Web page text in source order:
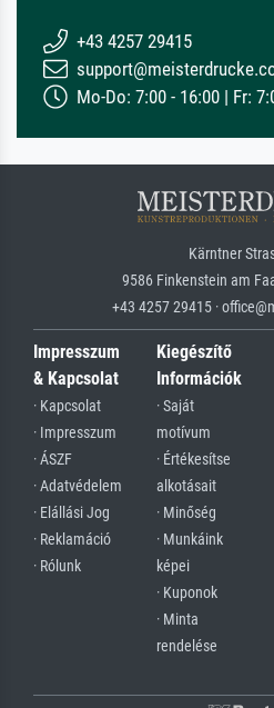
+43 4257 29415
Mo-Do: 7:00 - 16:00 | Fr:
Kärntner
9586 Finkenstein am
+43 4257 29415 ·
Impresszum
& Kapcsolat
· Kapcsolat
· Impresszum
· ÁSZF
· Adatvédelem
· Elállási Jog
· Reklamáció
· Rólunk
Kiegészítő
Információk
· Saját
motívum
· Értékesítse
alkotásait
· Minőség
· Munkáink
képei
· Kuponok
· Minta
rendelése